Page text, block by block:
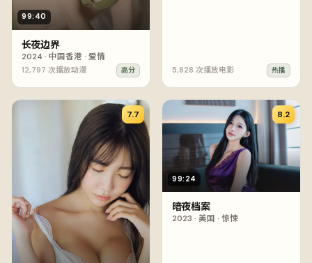
99:40
长夜边界
2024 · 中国香港 · 爱情
12,797 次播放动漫 高分 5,828 次播放电影 热播
7.7
99:24
8.2
暗夜档案
2023 · 美国 · 惊悚